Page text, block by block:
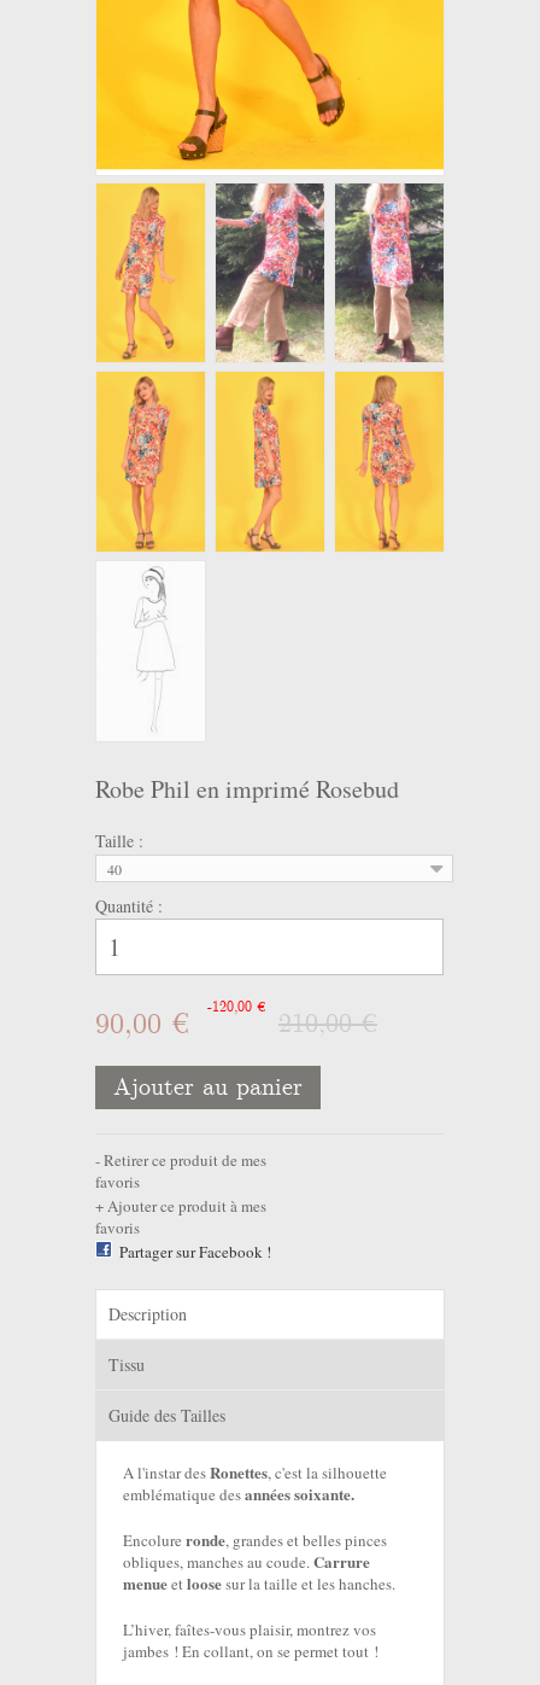
Robe Phil en imprimé Rosebud
Taille :
40
Quantité :
90,00 € -120,00 €
210,00 €
Ajouter au panier
Retirer ce produit de mes
favoris
Ajouter ce produit à mes
favoris
Partager sur Facebook !
Description
Tissu
Guide des Tailles
A l'instar desRonettes, c'est la silhouette
emblématique desannées soixante.
Encolure ronde, grandes et belles pinces
obliques, manches au coude.Carrure
menueetloosesur la taille et les hanches.
L’hiver, faîtes-vous plaisir, montrez vos
jambes ! En collant, on se permet tout !